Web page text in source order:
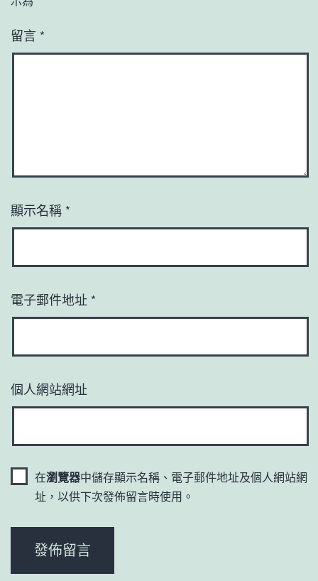
留言 *
顯示名稱 *
電子郵件地址 *
個人網站網址
在瀏覽器中儲存顯示名稱、電子郵件地址及個人網站網
址，以供下次發佈留言時使用。